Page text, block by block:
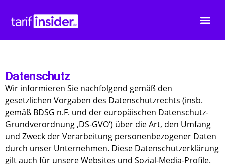
Datenschutz
Wir informieren Sie nachfolgend gemäß den
gesetzlichen Vorgaben des Datenschutzrechts (insb.
gemäß BDSG n.F. und der europäischen Datenschutz-
Grundverordnung ‚DS-GVO‘) über die Art, den Umfang
und Zweck der Verarbeitung personenbezogener Daten
durch unser Unternehmen. Diese Datenschutzerklärung
gilt auch für unsere Websites und Sozial-Media-Profile.